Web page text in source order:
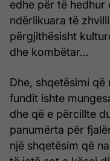
edhe për të
ndërlikuara të
përgjithësisht
dhe kombëtar…
Dhe, shqetësimi që
fundit ishte
dhe që e përcillte
panumërta për
një shqetësim që